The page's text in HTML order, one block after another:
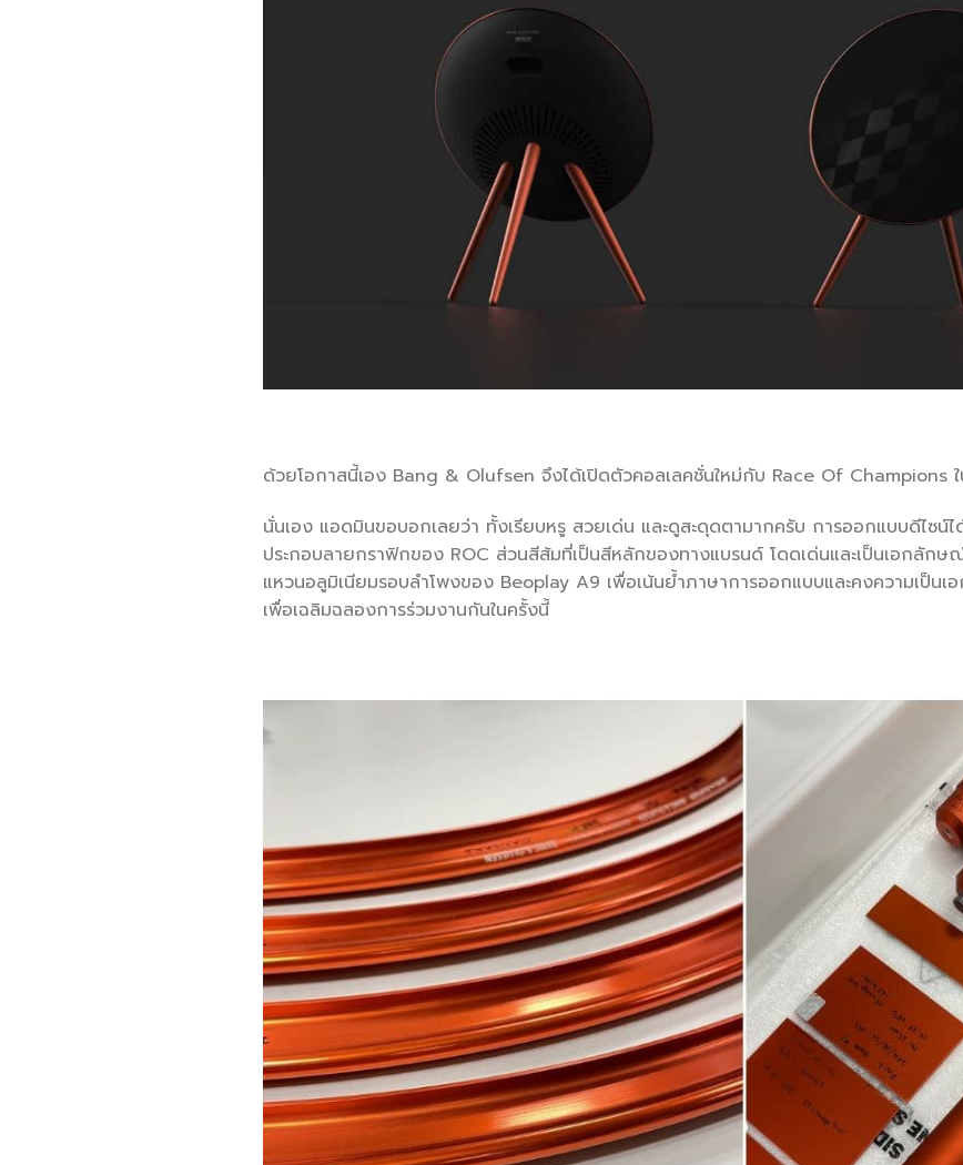
ด้วยโอกาสนี้เอง Bang & Olufsen จึงได้เปิดตัวคอลเลคชั่นใหม่กับ Race Of Champions
นั่นเอง แอดมินขอบอกเลยว่า ทั้งเรียบหรู สวยเด่น และดูสะดุดตามากครับ การออกแบบดีไซน์
ประกอบลายกราฟิกของ ROC ส่วนสีส้มที่เป็นสีหลักของทางแบรนด์ โดดเด่นและเป็นเอกลักษ
แหวนอลูมิเนียมรอบลำโพงของ Beoplay A9 เพื่อเน้นย้ำภาษาการออกแบบและคงความเป็
เพื่อเฉลิมฉลองการร่วมงานกันในครั้งนี้